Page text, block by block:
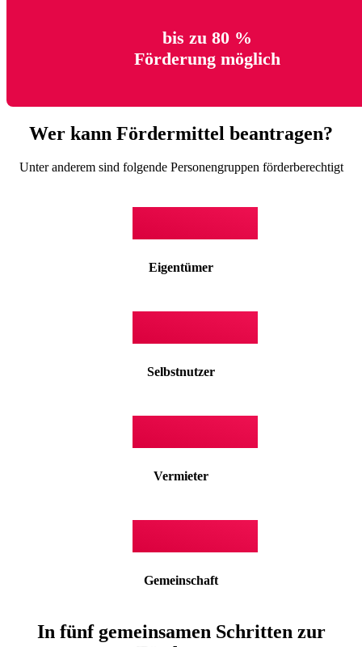
bis zu 80 %
Förderung möglich
Wer kann Fördermittel beantragen?
Unter anderem sind folgende Personengruppen förderberechtigt
Eigentümer
Selbstnutzer
Vermieter
Gemeinschaft
In fünf gemeinsamen Schritten zur